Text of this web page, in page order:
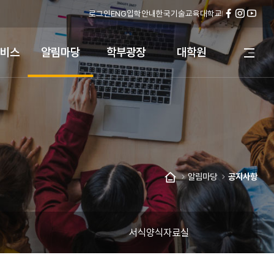
로그인ENG입학안내한국기술교육대학교
페
스
북
인
스
타
그
램
유
브
스 알림마당 학부광장 대학원
전
체
메
뉴
열
홈
알림마당 공지사항
서식양식자료실